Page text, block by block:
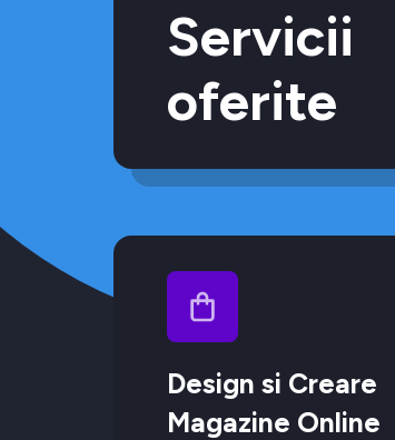
Servicii
oferite
Design si Creare
Magazine Online